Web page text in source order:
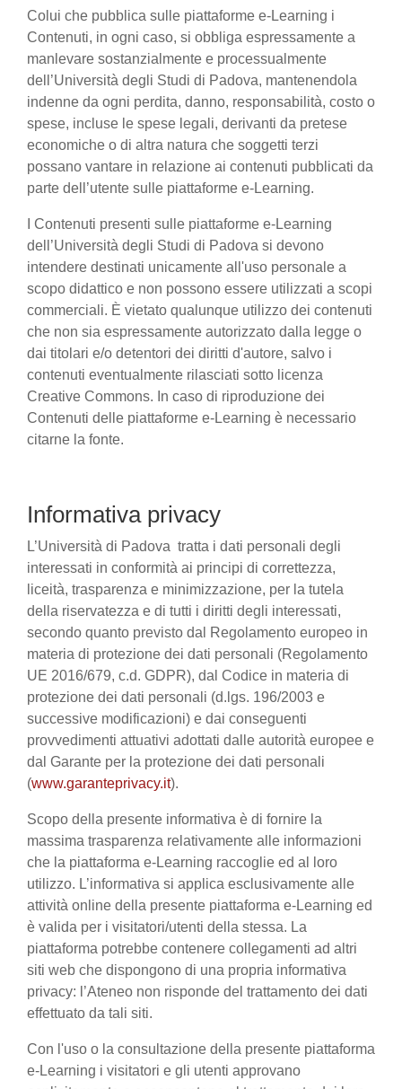
Colui che pubblica sulle piattaforme e-Learning i
Contenuti, in ogni caso, si obbliga espressamente a
manlevare sostanzialmente e processualmente
dell’Università degli Studi di Padova, mantenendola
indenne da ogni perdita, danno, responsabilità, costo o
spese, incluse le spese legali, derivanti da pretese
economiche o di altra natura che soggetti terzi
possano vantare in relazione ai contenuti pubblicati da
parte dell’utente sulle piattaforme e-Learning.
I Contenuti presenti sulle piattaforme e-Learning
dell’Università degli Studi di Padova si devono
intendere destinati unicamente all'uso personale a
scopo didattico e non possono essere utilizzati a scopi
commerciali. È vietato qualunque utilizzo dei contenuti
che non sia espressamente autorizzato dalla legge o
dai titolari e/o detentori dei diritti d'autore, salvo i
contenuti eventualmente rilasciati sotto licenza
Creative Commons. In caso di riproduzione dei
Contenuti delle piattaforme e-Learning è necessario
citarne la fonte.
Informativa privacy
L’Università di Padova tratta i dati personali degli
interessati in conformità ai principi di correttezza,
liceità, trasparenza e minimizzazione, per la tutela
della riservatezza e di tutti i diritti degli interessati,
secondo quanto previsto dal Regolamento europeo in
materia di protezione dei dati personali (Regolamento
UE 2016/679, c.d. GDPR), dal Codice in materia di
protezione dei dati personali (d.lgs. 196/2003 e
successive modificazioni) e dai conseguenti
provvedimenti attuativi adottati dalle autorità europee e
dal Garante per la protezione dei dati personali
(www.garanteprivacy.it).
Scopo della presente informativa è di fornire la
massima trasparenza relativamente alle informazioni
che la piattaforma e-Learning raccoglie ed al loro
utilizzo. L’informativa si applica esclusivamente alle
attività online della presente piattaforma e-Learning ed
è valida per i visitatori/utenti della stessa. La
piattaforma potrebbe contenere collegamenti ad altri
siti web che dispongono di una propria informativa
privacy: l’Ateneo non risponde del trattamento dei dati
effettuato da tali siti.
Con l'uso o la consultazione della presente piattaforma
e-Learning i visitatori e gli utenti approvano